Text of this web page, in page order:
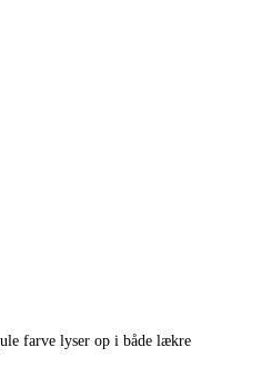
farve lyser op i både lækre